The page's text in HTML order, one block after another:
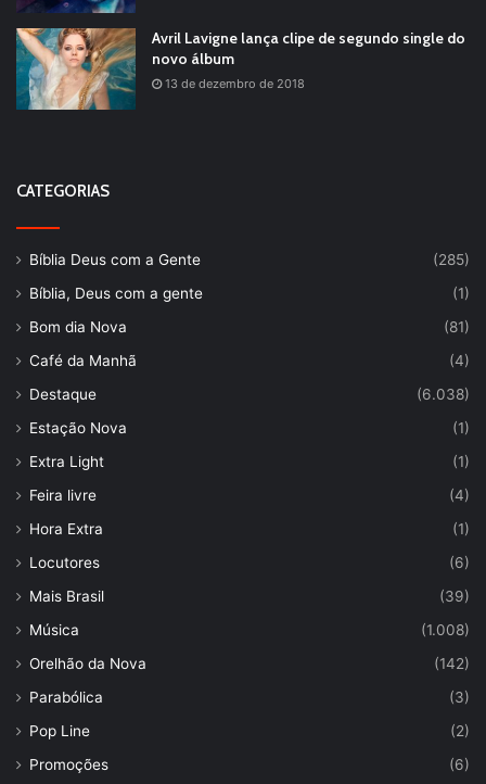
Avril Lavigne lança clipe de segundo single do
novo álbum
13 de dezembro de 2018
CATEGORIAS
Bíblia Deus com a Gente
(285)
Bíblia, Deus com a gente
(1)
Bom dia Nova
(81)
Café da Manhã
(4)
Destaque
(6.038)
Estação Nova
(1)
Extra Light
(1)
Feira livre
(4)
Hora Extra
(1)
Locutores
(6)
Mais Brasil
(39)
Música
(1.008)
Orelhão da Nova
(142)
Parabólica
(3)
Pop Line
(2)
Promoções
(6)